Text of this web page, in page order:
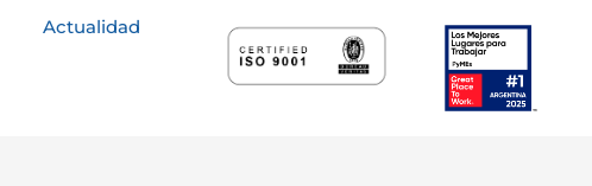
Actualidad